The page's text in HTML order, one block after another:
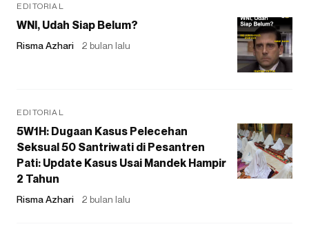
EDITORIAL
WNI, Udah Siap Belum?
Risma Azhari 2 bulan lalu
EDITORIAL
5W1H: Dugaan Kasus Pelecehan
Seksual 50 Santriwati di Pesantren
Pati: Update Kasus Usai Mandek Hampir
2 Tahun
Risma Azhari 2 bulan lalu